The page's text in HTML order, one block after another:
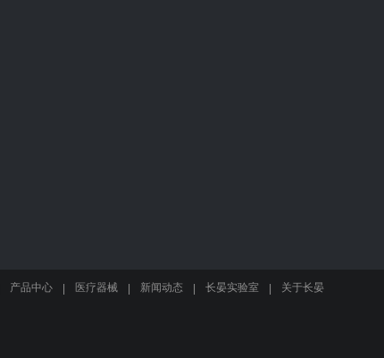
产品中心 | 医疗器械 | 新闻动态 | 长晏实验室 | 关于长晏